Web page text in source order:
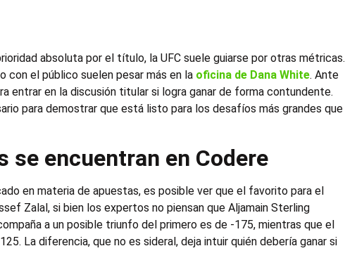
absoluta por el título, la UFC suele guiarse por otras métricas.
con el público suelen pesar más en la oficina de Dana White. Ante
entrar en la discusión titular si logra ganar de forma contundente.
para demostrar que está listo para los desafíos más grandes que
se encuentran en Codere
en materia de apuestas, es posible ver que el favorito para el
Zalal, si bien los expertos no piensan que Aljamain Sterling
a un posible triunfo del primero es de -175, mientras que el
La diferencia, que no es sideral, deja intuir quién debería ganar si